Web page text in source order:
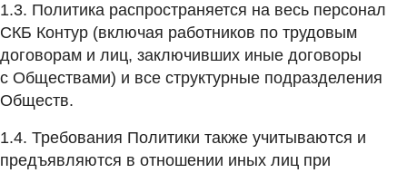
1.3. Политика распространяется на весь персонал
СКБ Контур (включая работников по трудовым
договорам и лиц, заключивших иные договоры
с Обществами) и все структурные подразделения
Обществ.
1.4. Требования Политики также учитываются и
предъявляются в отношении иных лиц при